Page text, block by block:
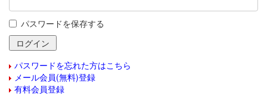
パスワードを保存する
パスワードを忘れた方はこちら
メール会員(無料)登録
有料会員登録